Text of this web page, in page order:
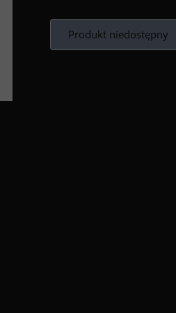
Produkt niedostępny